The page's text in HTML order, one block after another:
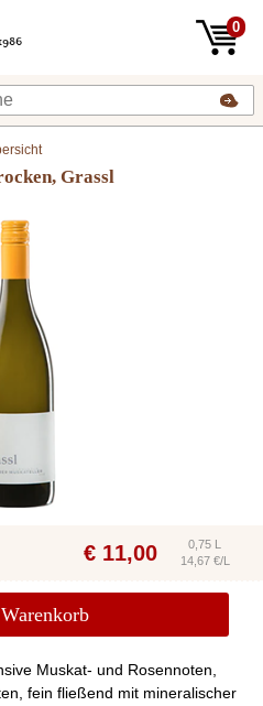
0
Grassl
€ 11,00
0,75 L
14,67 €/L
Muskat- und Rosennoten,
fein fließend mit mineralischer